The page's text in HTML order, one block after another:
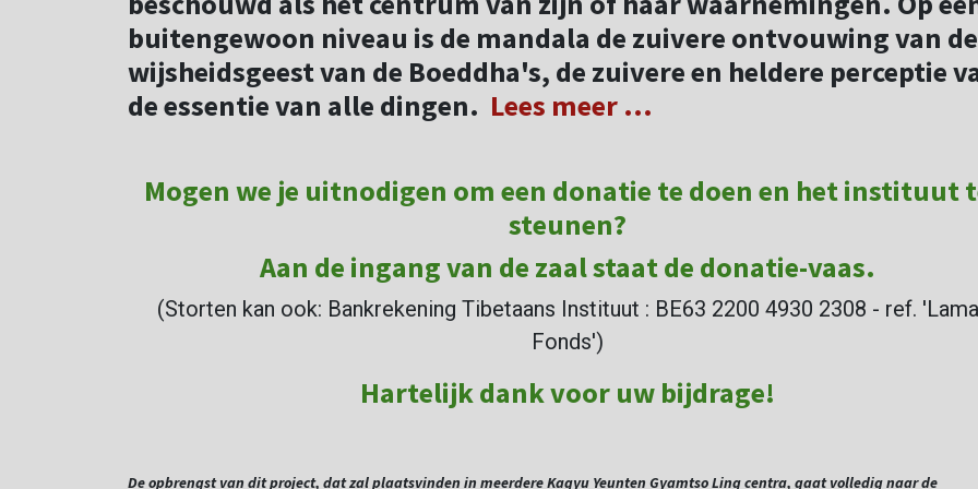
buitengewoon niveau is de mandala de zuivere ontvouwing van de
wijsheidsgeest van de Boeddha's, de zuivere en heldere perceptie
de essentie van alle dingen. Lees meer ...
Mogen we je uitnodigen om een donatie te doen en het instituut
steunen?
Aan de ingang van de zaal staat de donatie-vaas.
(Storten kan ook: Bankrekening Tibetaans Instituut : BE63 2200 4930 2308 - ref. 'Lama
Fonds')
Hartelijk dank voor uw bijdrage!
De opbrengst van dit project, dat zal plaatsvinden in meerdere Kagyu Yeunten Gyamtso Ling centra, gaat volledig naar de